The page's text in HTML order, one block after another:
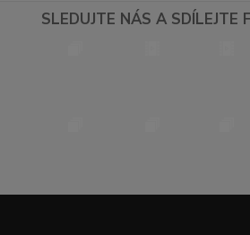
SLEDUJTE NÁS A SDÍLEJTE